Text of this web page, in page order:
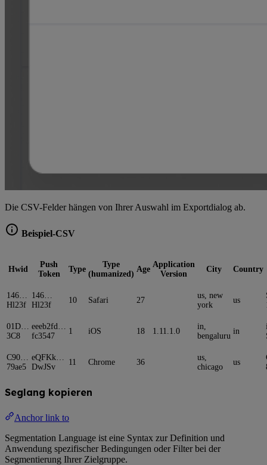
Die CSV-Felder hängen von Ihrer Auswahl im Exportdialog ab.
Beispiel-CSV
Hwid
Push
Token
Type
Type
(humanized)
Age
Application
Version
City Country
146…
Hl23f
146…
Hl23f
10 Safari 27
us, new
york
us
01D…
3C8
eeeb2fd…
fc3547
1 iOS 18 1.11.1.0
in,
bengaluru
in
C90…
79ae5
eQFKk…
DwJSv
11 Chrome 36
us,
chicago
us
Seglang kopieren
Anchor link to
Segmentation Language ist eine Syntax zur Definition und
Anwendung spezifischer Bedingungen oder Filter bei der
Segmentierung Ihrer Zielgruppe.